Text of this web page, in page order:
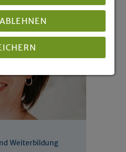
Weiterbildung
anzeigen
Datenschutz